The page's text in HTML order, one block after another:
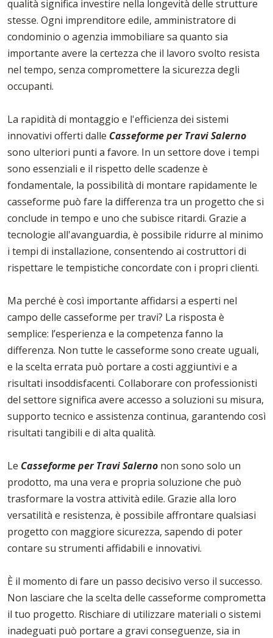
qualità significa investire nella longevità delle strutture
stesse. Ogni imprenditore edile, amministratore di
condominio o agenzia immobiliare sa quanto sia
importante avere la certezza che il lavoro svolto resista
nel tempo, senza compromettere la sicurezza degli
occupanti.
La rapidità di montaggio e l'efficienza dei sistemi
innovativi offerti dalle Casseforme per Travi Salerno
sono ulteriori punti a favore. In un settore dove i tempi
sono essenziali e il rispetto delle scadenze è
fondamentale, la possibilità di montare rapidamente le
casseforme può fare la differenza tra un progetto che si
conclude in tempo e uno che subisce ritardi. Grazie a
tecnologie all'avanguardia, è possibile ridurre al minimo
i tempi di installazione, consentendo ai costruttori di
rispettare le tempistiche concordate con i propri clienti.
Ma perché è così importante affidarsi a esperti nel
campo delle casseforme per travi? La risposta è
semplice: l’esperienza e la competenza fanno la
differenza. Non tutte le casseforme sono create uguali,
e la scelta errata può portare a costi aggiuntivi e a
risultati insoddisfacenti. Collaborare con professionisti
del settore significa avere accesso a soluzioni su misura,
supporto tecnico e assistenza continua, garantendo così
risultati tangibili e di alta qualità.
Le Casseforme per Travi Salerno non sono solo un
prodotto, ma una vera e propria soluzione che può
trasformare la vostra attività edile. Grazie alla loro
versatilità e resistenza, è possibile affrontare qualsiasi
progetto con maggiore sicurezza, sapendo di poter
contare su strumenti affidabili e innovativi.
È il momento di fare un passo decisivo verso il successo.
Non lasciare che la scelta delle casseforme comprometta
il tuo progetto. Rischiare di utilizzare materiali o sistemi
inadeguati può portare a gravi conseguenze, sia in